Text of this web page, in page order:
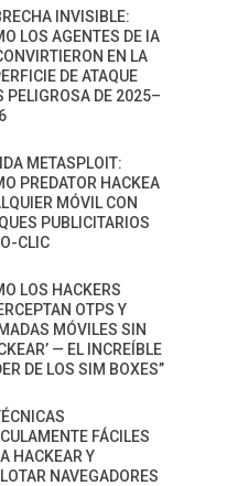
INVISIBLE:
LOS AGENTES DE IA
EN LA
DE ATAQUE
PELIGROSA DE 2025–
METASPLOIT:
PREDATOR HACKEA
MÓVIL CON
PUBLICITARIOS
CLIC
LOS HACKERS
OTPS Y
MÓVILES SIN
— EL INCREÍBLE
DE LOS SIM BOXES”
FÁCILES
HACKEAR Y
NAVEGADORES